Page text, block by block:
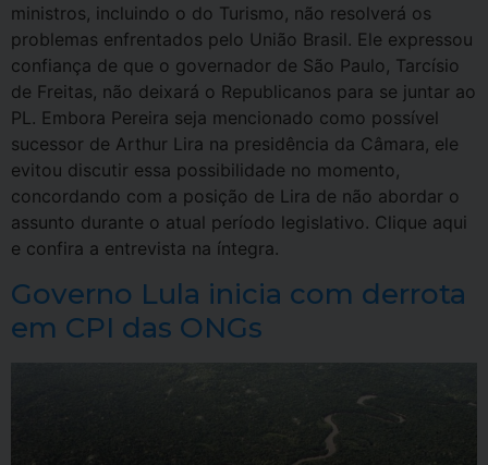
ministros, incluindo o do Turismo, não resolverá os
problemas enfrentados pelo União Brasil. Ele expressou
confiança de que o governador de São Paulo, Tarcísio
de Freitas, não deixará o Republicanos para se juntar ao
PL. Embora Pereira seja mencionado como possível
sucessor de Arthur Lira na presidência da Câmara, ele
evitou discutir essa possibilidade no momento,
concordando com a posição de Lira de não abordar o
assunto durante o atual período legislativo. Clique aqui
e confira a entrevista na íntegra.
Governo Lula inicia com derrota
em CPI das ONGs